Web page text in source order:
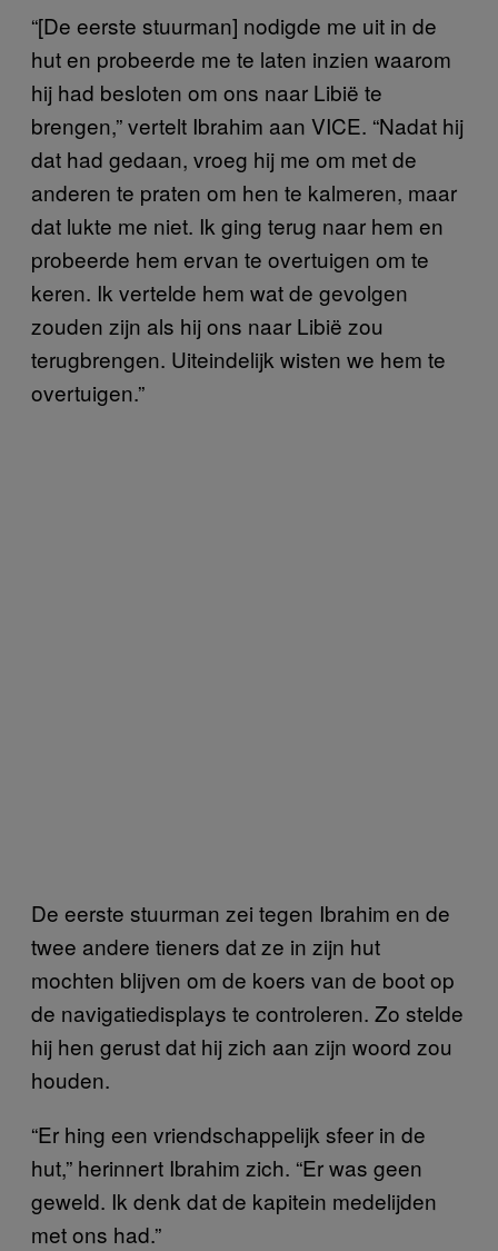
“[De eerste stuurman] nodigde me uit in de
hut en probeerde me te laten inzien waarom
hij had besloten om ons naar Libië te
brengen,” vertelt Ibrahim aan VICE. “Nadat hij
dat had gedaan, vroeg hij me om met de
anderen te praten om hen te kalmeren, maar
dat lukte me niet. Ik ging terug naar hem en
probeerde hem ervan te overtuigen om te
keren. Ik vertelde hem wat de gevolgen
zouden zijn als hij ons naar Libië zou
terugbrengen. Uiteindelijk wisten we hem te
overtuigen.”
De eerste stuurman zei tegen Ibrahim en de
twee andere tieners dat ze in zijn hut
mochten blijven om de koers van de boot op
de navigatiedisplays te controleren. Zo stelde
hij hen gerust dat hij zich aan zijn woord zou
houden.
“Er hing een vriendschappelijk sfeer in de
hut,” herinnert Ibrahim zich. “Er was geen
geweld. Ik denk dat de kapitein medelijden
met ons had.”